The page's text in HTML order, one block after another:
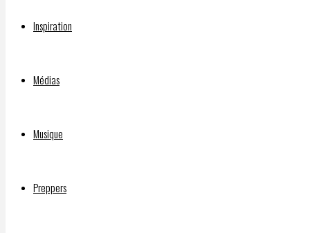
Inspiration
Médias
Musique
Preppers